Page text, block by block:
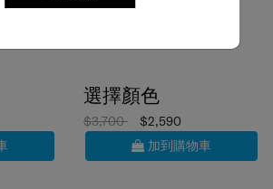
$3,700
$2,590
加到購物車